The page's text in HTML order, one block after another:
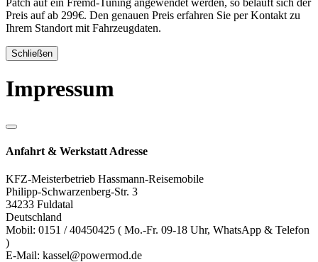
Preis auf ab 299€. Den genauen Preis erfahren Sie per Kontakt zu
Ihrem Standort mit Fahrzeugdaten.
Schließen
Impressum
Anfahrt & Werkstatt Adresse
KFZ-Meisterbetrieb Hassmann-Reisemobile
Philipp-Schwarzenberg-Str. 3
34233 Fuldatal
Deutschland
Mobil: 0151 / 40450425 ( Mo.-Fr. 09-18 Uhr, WhatsApp & Telefon
)
E-Mail: kassel@powermod.de